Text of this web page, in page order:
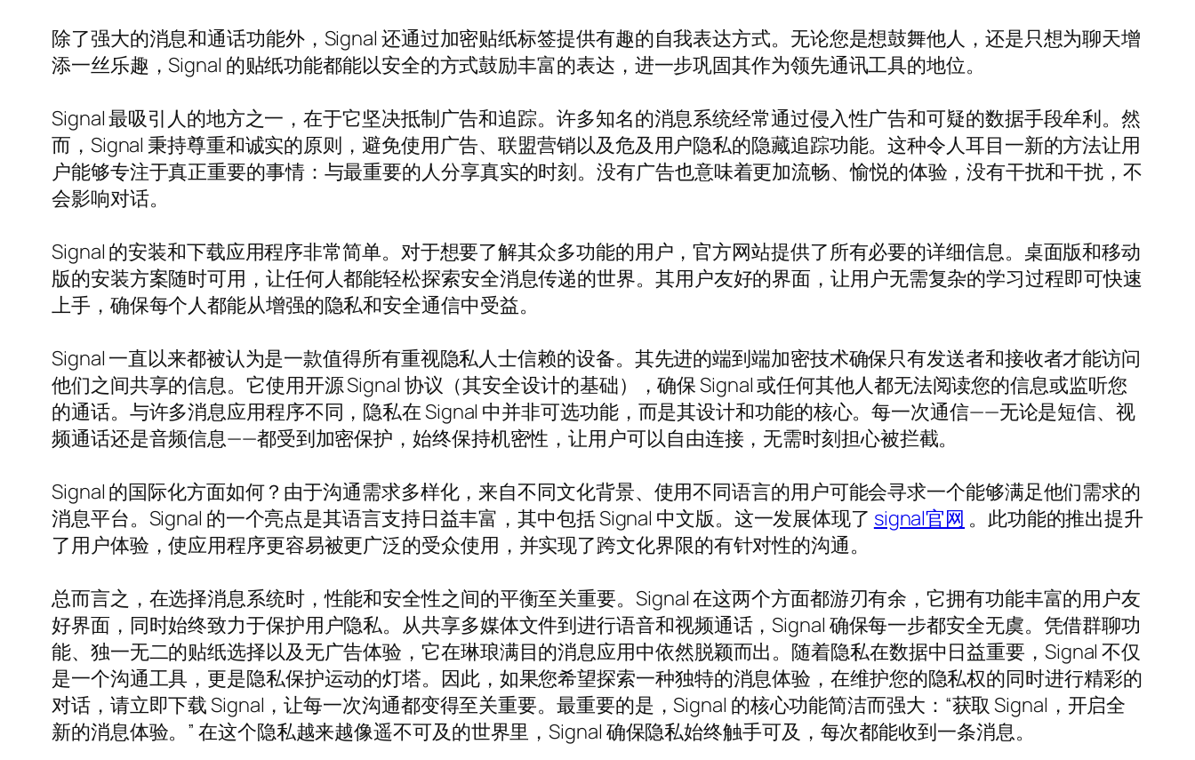
除了强大的消息和通话功能外，Signal 还通过加密贴纸标签提供有趣的自我表达方式。无论您是想鼓舞他人，还是只想为聊天增
添一丝乐趣，Signal 的贴纸功能都能以安全的方式鼓励丰富的表达，进一步巩固其作为领先通讯工具的地位。
Signal 最吸引人的地方之一，在于它坚决抵制广告和追踪。许多知名的消息系统经常通过侵入性广告和可疑的数据手段牟利。然
而，Signal 秉持尊重和诚实的原则，避免使用广告、联盟营销以及危及用户隐私的隐藏追踪功能。这种令人耳目一新的方法让用
户能够专注于真正重要的事情：与最重要的人分享真实的时刻。没有广告也意味着更加流畅、愉悦的体验，没有干扰和干扰，不
会影响对话。
Signal 的安装和下载应用程序非常简单。对于想要了解其众多功能的用户，官方网站提供了所有必要的详细信息。桌面版和移动
版的安装方案随时可用，让任何人都能轻松探索安全消息传递的世界。其用户友好的界面，让用户无需复杂的学习过程即可快速
上手，确保每个人都能从增强的隐私和安全通信中受益。
Signal 一直以来都被认为是一款值得所有重视隐私人士信赖的设备。其先进的端到端加密技术确保只有发送者和接收者才能访问
他们之间共享的信息。它使用开源 Signal 协议（其安全设计的基础），确保 Signal 或任何其他人都无法阅读您的信息或监听您
的通话。与许多消息应用程序不同，隐私在 Signal 中并非可选功能，而是其设计和功能的核心。每一次通信——无论是短信、视
频通话还是音频信息——都受到加密保护，始终保持机密性，让用户可以自由连接，无需时刻担心被拦截。
Signal 的国际化方面如何？由于沟通需求多样化，来自不同文化背景、使用不同语言的用户可能会寻求一个能够满足他们需求的
消息平台。Signal 的一个亮点是其语言支持日益丰富，其中包括 Signal 中文版。这一发展体现了 signal官网 。此功能的推出提升
了用户体验，使应用程序更容易被更广泛的受众使用，并实现了跨文化界限的有针对性的沟通。
总而言之，在选择消息系统时，性能和安全性之间的平衡至关重要。Signal 在这两个方面都游刃有余，它拥有功能丰富的用户友
好界面，同时始终致力于保护用户隐私。从共享多媒体文件到进行语音和视频通话，Signal 确保每一步都安全无虞。凭借群聊功
能、独一无二的贴纸选择以及无广告体验，它在琳琅满目的消息应用中依然脱颖而出。随着隐私在数据中日益重要，Signal 不仅
是一个沟通工具，更是隐私保护运动的灯塔。因此，如果您希望探索一种独特的消息体验，在维护您的隐私权的同时进行精彩的
对话，请立即下载 Signal，让每一次沟通都变得至关重要。最重要的是，Signal 的核心功能简洁而强大：“获取 Signal，开启全
新的消息体验。” 在这个隐私越来越像遥不可及的世界里，Signal 确保隐私始终触手可及，每次都能收到一条消息。